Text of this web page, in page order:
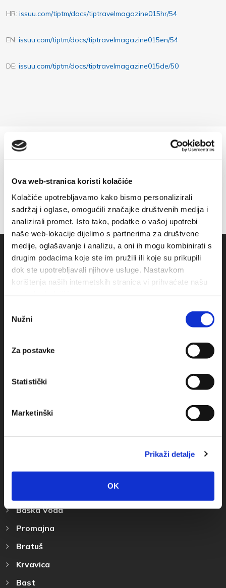
Ova web-stranica koristi kolačiće
Kolačiće upotrebljavamo kako bismo personalizirali
sadržaj i oglase, omogućili značajke društvenih medija i
analizirali promet. Isto tako, podatke o vašoj upotrebi
naše web-lokacije dijelimo s partnerima za društvene
medije, oglašavanje i analizu, a oni ih mogu kombinirati s
drugim podacima koje ste im pružili ili koje su prikupili
dok ste upotrebljavali njihove usluge. Nastavkom
korištenja naših internetskih stranica vi prihvaćate našu
pristanka
Nužni
Za postavke
Statistički
Marketinški
Prikaži detalje
OK
HR: issuu.com/tiptm/docs/tiptravelmagazine015hr/54
EN: issuu.com/tiptm/docs/tiptravelmagazine015en/54
DE: issuu.com/tiptm/docs/tiptravelmagazine015de/50
+385(0)21 678754
Otkrijte Destinaciju
Baška Voda
Promajna
Bratuš
Krvavica
Bast